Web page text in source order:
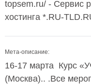
topsem.ru/ - Сервис
хостинга *.RU-
Мета-описание:
16-17 марта Курс
(Москва).. .Все